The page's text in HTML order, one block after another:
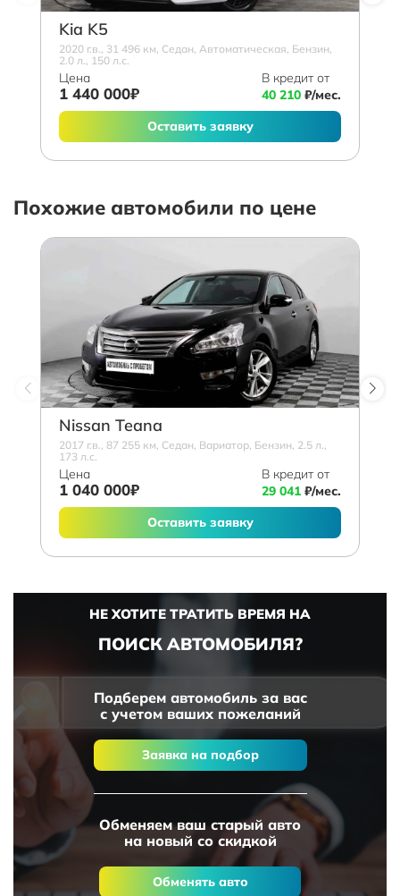
Kia K5
2020 г.в., 31 496 км, Седан, Автоматическая, Бензин,
2.0 л., 150 л.с.
Цена
1 440 000₽
В кредит от
40 210 ₽/мес.
Оставить заявку
Похожие автомобили по цене
Nissan Teana
2017 г.в., 87 255 км, Седан, Вариатор, Бензин, 2.5 л.,
173 л.с.
Цена
1 040 000₽
В кредит от
29 041 ₽/мес.
Оставить заявку
НЕ ХОТИТЕ ТРАТИТЬ ВРЕМЯ НА
ПОИСК АВТОМОБИЛЯ?
Подберем автомобиль за вас
с учетом ваших пожеланий
Заявка на подбор
Обменяем ваш старый авто
на новый со скидкой
Обменять авто